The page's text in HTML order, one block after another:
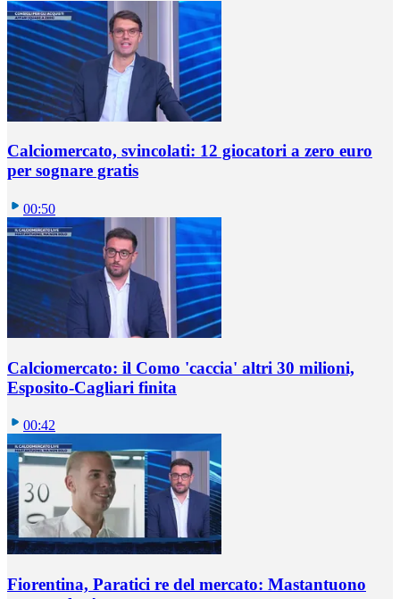
Calciomercato, svincolati: 12 giocatori a zero euro
per sognare gratis
00:50
Calciomercato: il Como 'caccia' altri 30 milioni,
Esposito-Cagliari finita
00:42
Fiorentina, Paratici re del mercato: Mastantuono